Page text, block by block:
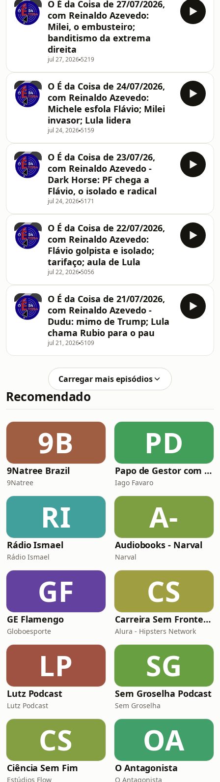
O É da Coisa de 27/07/2026,
com Reinaldo Azevedo:
Milei, o embusteiro;
banditismo da extrema
direita
jul 27, 2026 5219
O É da Coisa de 24/07/2026,
com Reinaldo Azevedo:
Michele esfola Flávio; Milei
invasor; Lula lidera
jul 24, 2026 5159
O É da Coisa de 23/07/26,
com Reinaldo Azevedo -
Dark Horse: PF chega a
Flávio, o isolado e radical
jul 24, 2026 5171
O É da Coisa de 22/07/2026,
com Reinaldo Azevedo:
Flávio golpista e isolado;
tarifaço; aula de Lula
jul 22, 2026 5056
O É da Coisa de 21/07/2026,
com Reinaldo Azevedo -
Dudu: mimo de Trump; Lula
chama Rubio para o pau
jul 21, 2026 5109
Carregar mais episódios
Recomendado
9B
9Natree Brazil
9Natree
PD
Papo de Gestor com Iago Favaro | Liderança, Vendas & Audiobooks
Iago Favaro
RI
Rádio Ismael
Rádio Ismael
A-
Audiobooks - Narval
Narval
GF
GE Flamengo
Globoesporte
CS
Carreira Sem Fronteiras
Alura - Hipsters Network
LP
Lutz Podcast
Lutz Podcast
SG
Sem Groselha Podcast
Sem Groselha
CS
Ciência Sem Fim
Estúdios Flow
OA
O Antagonista
O Antagonista